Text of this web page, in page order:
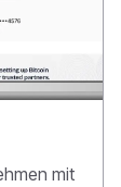
mit